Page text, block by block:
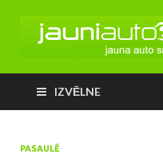
IZVĒLNE
PASAULĒ